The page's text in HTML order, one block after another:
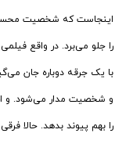
اینجاست که شخصیت
را جلو می‌برد. در واقع
با یک جرقه دوباره جان
و شخصیت مدار می‌شود. و
را بهم پیوند بدهد. حالا